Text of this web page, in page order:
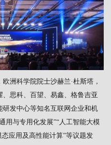
洲科学院院士沙赫兰·杜斯塔，
思科、百望、易鑫、格鲁吉亚
发中心等知名互联网企业和机
用与专用化发展”“人工智能大模
应用及高性能计算”等议题发